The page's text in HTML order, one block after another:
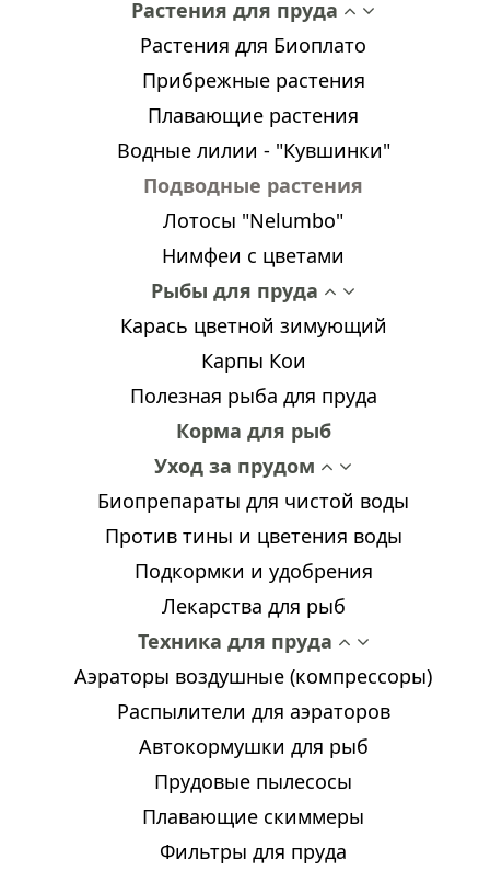
Растения для пруда
Растения для Биоплато
Прибрежные растения
Плавающие растения
Водные лилии - "Кувшинки"
Подводные растения
Лотосы "Nelumbo"
Нимфеи с цветами
Рыбы для пруда
Карась цветной зимующий
Карпы Кои
Полезная рыба для пруда
Корма для рыб
Уход за прудом
Биопрепараты для чистой воды
Против тины и цветения воды
Подкормки и удобрения
Лекарства для рыб
Техника для пруда
Аэраторы воздушные (компрессоры)
Распылители для аэраторов
Автокормушки для рыб
Прудовые пылесосы
Плавающие скиммеры
Фильтры для пруда